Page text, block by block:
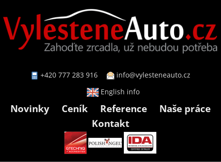
+420 777 283 916
info@vylesteneauto.cz
English info
Novinky Ceník Reference
Naše práce
Kontakt